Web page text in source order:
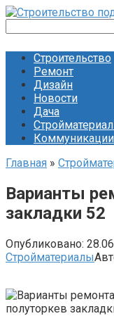
Перейти
контенту
Строительство
Ремонт
Дизайн
Новости
Дача
Коммуникации
Главная »
Варианты
закладки 52
Опубликовано:
Стройматериалы